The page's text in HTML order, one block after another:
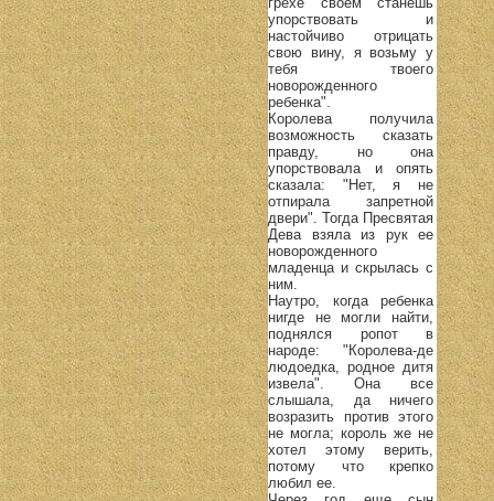
упорствовать и
настойчиво отрицать
свою вину, я возьму у
тебя твоего
новорожденного
ребенка".
Королева получила
возможность сказать
правду, но она
упорствовала и опять
сказала: "Нет, я не
отпирала запретной
двери". Тогда Пресвятая
Дева взяла из рук ее
новорожденного
младенца и скрылась с
ним.
Наутро, когда ребенка
нигде не могли найти,
поднялся ропот в
народе: "Королева-де
людоедка, родное дитя
извела". Она все
слышала, да ничего
возразить против этого
не могла; король же не
хотел этому верить,
потому что крепко
любил ее.